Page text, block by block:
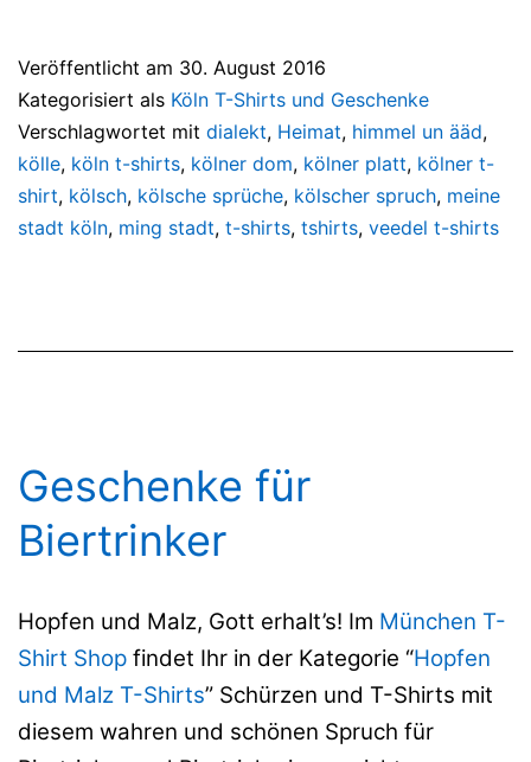
Veröffentlicht am 30. August 2016
Kategorisiert als Köln T-Shirts und Geschenke
Verschlagwortet mit dialekt, Heimat, himmel un ääd,
kölle, köln t-shirts, kölner dom, kölner platt, kölner t-
shirt, kölsch, kölsche sprüche, kölscher spruch, meine
stadt köln, ming stadt, t-shirts, tshirts, veedel t-shirts
Geschenke für
Biertrinker
Hopfen und Malz, Gott erhalt’s! Im München T-
Shirt Shop findet Ihr in der Kategorie “Hopfen
und Malz T-Shirts” Schürzen und T-Shirts mit
diesem wahren und schönen Spruch für